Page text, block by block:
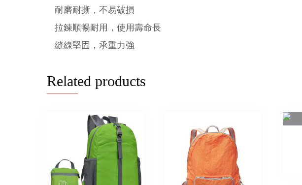
耐磨耐撕，不易破損
拉鍊順暢耐用，使用壽命長
縫線堅固，承重力強
Related products